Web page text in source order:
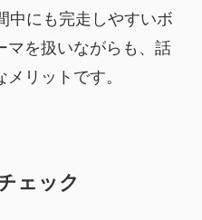
中にも完走しやすいボ
マを扱いながらも、話
リットです。
ェック